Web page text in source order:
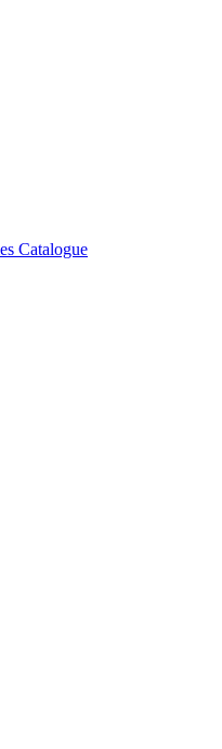
Catalogue